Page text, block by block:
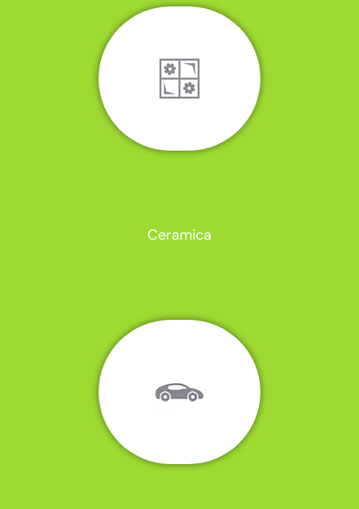
Ceramica